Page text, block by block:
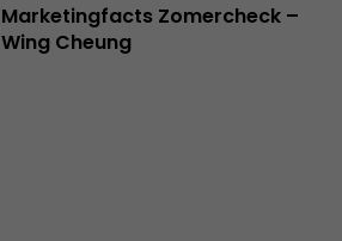
Marketingfacts Zomercheck –
Wing Cheung